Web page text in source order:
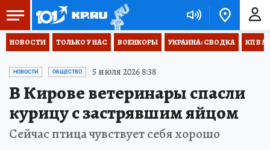
НОВОСТИ ТОЛЬКО У НАС ВОЕНКОРЫ УКРАИНА: СВОДКА КП В
НОВОСТИ ОБЩЕСТВО 5 июля 2026 8:38
В Кирове ветеринары спасли
курицу с застрявшим яйцом
Сейчас птица чувствует себя хорошо